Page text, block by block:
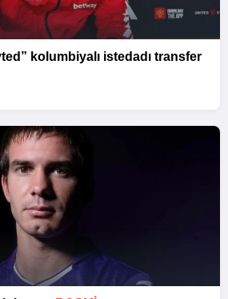
kolumbiyalı istedadı transfer